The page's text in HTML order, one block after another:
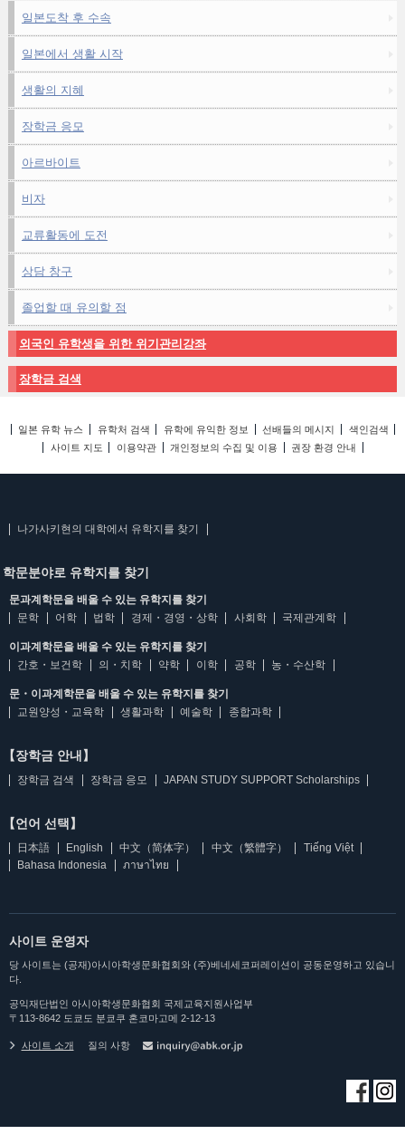
일본도착 후 수속
일본에서 생활 시작
생활의 지혜
장학금 응모
아르바이트
비자
교류활동에 도전
상담 창구
졸업할 때 유의할 점
외국인 유학생을 위한 위기관리강좌
장학금 검색
일본 유학 뉴스 유학처 검색 유학에 유익한 정보 선배들의 메시지
색인검색
사이트 지도
이용약관 개인정보의 수집 및 이용 권장 환경 안내
나가사키현의 대학에서 유학지를 찾기
학문분야로 유학지를 찾기
문과계학문을 배울 수 있는 유학지를 찾기
문학
어학 법학 경제・경영・상학 사회학 국제관계학
이과계학문을 배울 수 있는 유학지를 찾기
간호・보건학
의・치학 약학 이학 공학 농・수산학
문・이과계학문을 배울 수 있는 유학지를 찾기
교원양성・교육학
생활과학 예술학 종합과학
【장학금 안내】
장학금 검색 장학금 응모 JAPAN STUDY SUPPORT Scholarships
【언어 선택】
日本語 English 中文（简体字） 中文（繁體字）
Tiếng Việt
Bahasa Indonesia
ภาษาไทย
사이트 운영자
당 사이트는 (공재)아시아학생문화협회와 (주)베네세코퍼레이션이 공동운영하고 있습니
다.
공익재단법인 아시아학생문화협회 국제교육지원사업부
〒113-8642 도쿄도 분쿄쿠 혼코마고메 2-12-13
사이트 소개 질의 사항